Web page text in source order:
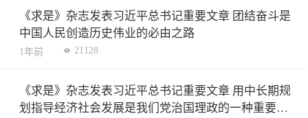
《求是》杂志发表习近平总书记重要文章 团结奋斗是
中国人民创造历史伟业的必由之路
1年前 21128
《求是》杂志发表习近平总书记重要文章 用中长期规
划指导经济社会发展是我们党治国理政的一种重要方